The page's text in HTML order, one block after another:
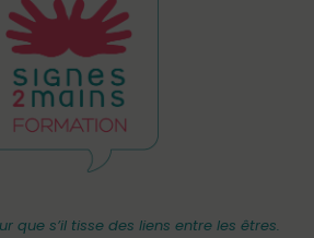
que s’il tisse des liens entre les êtres.